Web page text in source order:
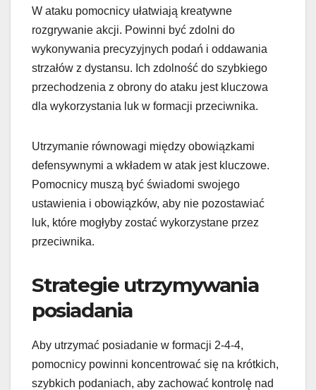
W ataku pomocnicy ułatwiają kreatywne
rozgrywanie akcji. Powinni być zdolni do
wykonywania precyzyjnych podań i oddawania
strzałów z dystansu. Ich zdolność do szybkiego
przechodzenia z obrony do ataku jest kluczowa
dla wykorzystania luk w formacji przeciwnika.
Utrzymanie równowagi między obowiązkami
defensywnymi a wkładem w atak jest kluczowe.
Pomocnicy muszą być świadomi swojego
ustawienia i obowiązków, aby nie pozostawiać
luk, które mogłyby zostać wykorzystane przez
przeciwnika.
Strategie utrzymywania
posiadania
Aby utrzymać posiadanie w formacji 2-4-4,
pomocnicy powinni koncentrować się na krótkich,
szybkich podaniach, aby zachować kontrolę nad